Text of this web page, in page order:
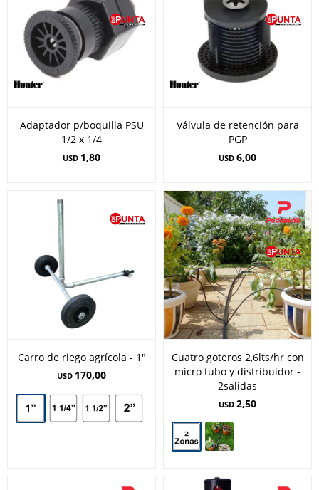
Adaptador p/boquilla PSU
1/2 x 1/4
USD 1,80
Válvula de retención para
PGP
USD 6,00
Carro de riego agrícola - 1"
USD 170,00
Cuatro goteros 2,6lts/hr con
micro tubo y distribuidor -
2salidas
USD 2,50